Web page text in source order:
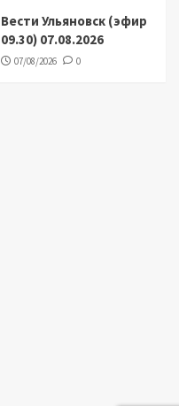
Вести Ульяновск (эфир
09.30) 07.08.2026
07/08/2026 0